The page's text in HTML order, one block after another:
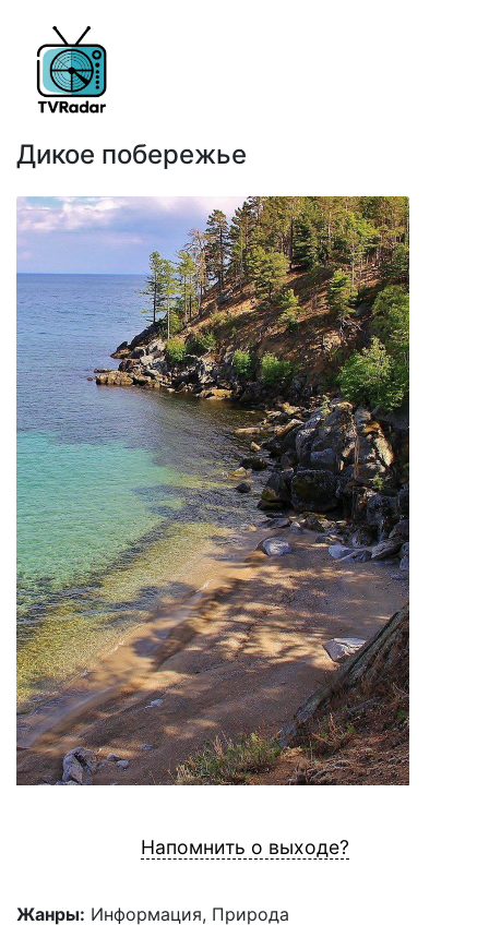
Дикое побережье
Напомнить о выходе?
Жанры: Информация, Природа